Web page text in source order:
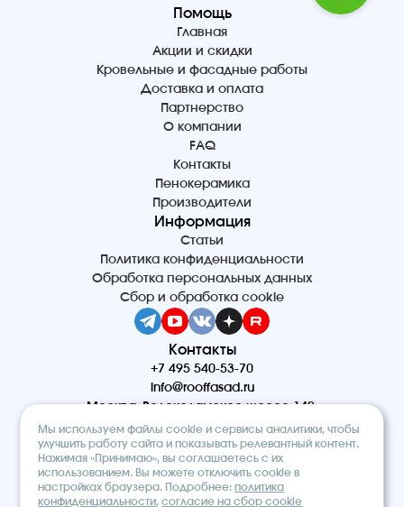
Помощь
Главная
Акции и скидки
Кровельные и фасадные работы
Доставка и оплата
Партнерство
О компании
FAQ
Контакты
Пенокерамика
Производители
Информация
Статьи
Политика конфиденциальности
Обработка персональных данных
Сбор и обработка cookie
Контакты
+7 495 540-53-70
info@rooffasad.ru
Москва, Волоколамское шоссе 142,
офис 606, 6 этаж
Реквизиты
ООО “ПТК “Титан”
ОГРН 1227700212475
ИНН 9710097508
Мы используем файлы cookie и сервисы аналитики, чтобы
улучшить работу сайта и показывать релевантный контент.
Нажимая «Принимаю», вы соглашаетесь с их
использованием. Вы можете отключить cookie в
настройках браузера. Подробнее:политика
конфиденциальности,согласие на сбор cookie